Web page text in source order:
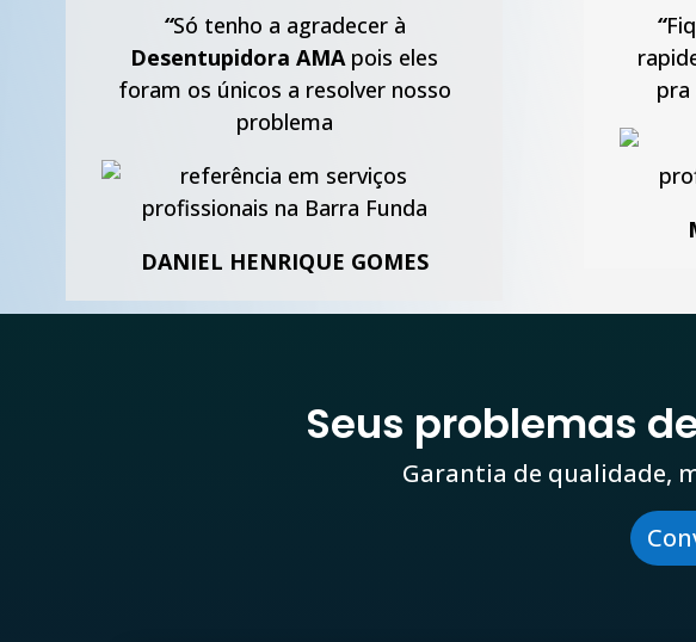
“Só tenho a agradecer à
Desentupidora AMApois eles
foram os únicos a resolver nosso
problema
DANIEL HENRIQUE GOMES
“
Seus problemas
Garantia de qualidade,